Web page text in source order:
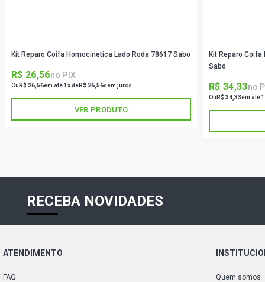
Kit Reparo Coifa Homocinetica Lado Roda 78617 Sabo
R$ 26,56no PIX
Ou R$ 26,56em até 1x deR$ 26,56sem juros
VER PRODUTO
Kit Reparo
Sabo
R$ 34,33no
Ou R$ 34,33em até
RECEBA NOVIDADES
ATENDIMENTO
FAQ
Quem somos